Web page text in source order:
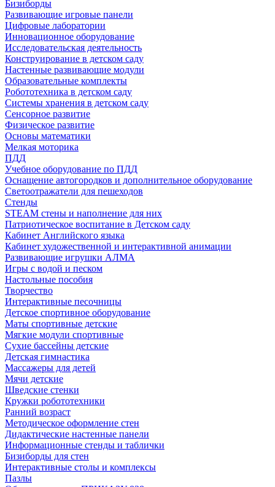
Бизиборды
Развивающие игровые панели
Цифровые лаборатории
Инновационное оборудование
Исследовательская деятельность
Конструирование в детском саду
Настенные развивающие модули
Образовательные комплекты
Робототехника в детском саду
Системы хранения в детском саду
Сенсорное развитие
Физическое развитие
Основы математики
Мелкая моторика
ПДД
Учебное оборудование по ПДД
Оснащение автогородков и дополнительное оборудование
Светоотражатели для пешеходов
Стенды
STEAM стены и наполнение для них
Патриотическое воспитание в Детском саду
Кабинет Английского языка
Кабинет художественной и интерактивной анимации
Развивающие игрушки АЛМА
Игры с водой и песком
Настольные пособия
Творчество
Интерактивные песочницы
Детское спортивное оборудование
Маты спортивные детские
Мягкие модули спортивные
Сухие бассейны детские
Детская гимнастика
Массажеры для детей
Мячи детские
Шведские стенки
Кружки робототехники
Ранний возраст
Методическое оформление стен
Дидактические настенные панели
Информационные стенды и таблички
Бизиборды для стен
Интерактивные столы и комплексы
Пазлы